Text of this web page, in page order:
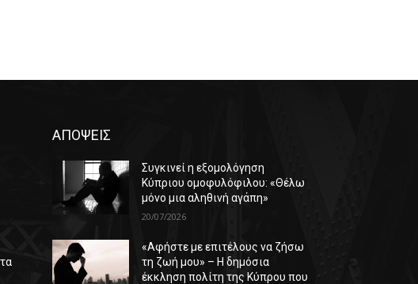
ΑΠΟΨΕΙΣ
Συγκινεί η εξομολόγηση
Κύπριου ομοφυλόφιλου: «Θέλω
μόνο μια αληθινή αγάπη»
20/07/2026
«Αφήστε με επιτέλους να ζήσω
τη ζωή μου» – Η δημόσια
έκκληση πολίτη της Κύπρου που